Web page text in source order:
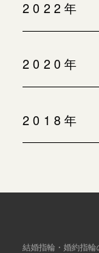
2022年
2020年
2018年
結婚指輪・婚約指輪